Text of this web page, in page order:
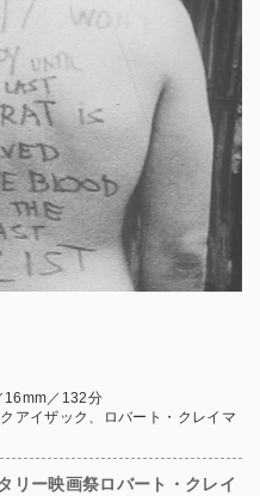
16mm／132分
アイザック、ロバート・クレイマ
リー映画祭ロバート・クレイ